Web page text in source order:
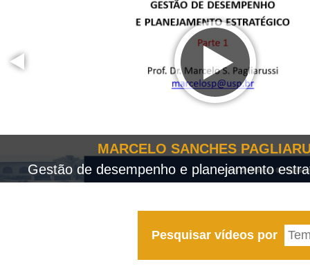
MARCELO SANCHES
Gestão de desempenho e planejamento
Pesquisar vídeos por